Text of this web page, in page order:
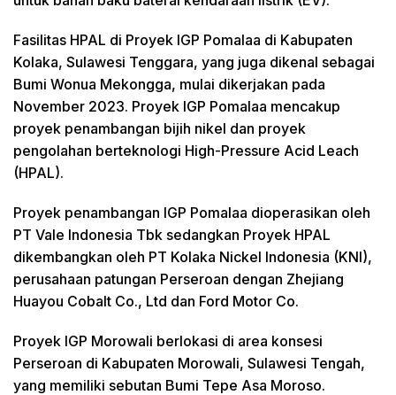
Fasilitas HPAL di Proyek IGP Pomalaa di Kabupaten
Kolaka, Sulawesi Tenggara, yang juga dikenal sebagai
Bumi Wonua Mekongga, mulai dikerjakan pada
November 2023. Proyek IGP Pomalaa mencakup
proyek penambangan bijih nikel dan proyek
pengolahan berteknologi High-Pressure Acid Leach
(HPAL).
Proyek penambangan IGP Pomalaa dioperasikan oleh
PT Vale Indonesia Tbk sedangkan Proyek HPAL
dikembangkan oleh PT Kolaka Nickel Indonesia (KNI),
perusahaan patungan Perseroan dengan Zhejiang
Huayou Cobalt Co., Ltd dan Ford Motor Co.
Proyek IGP Morowali berlokasi di area konsesi
Perseroan di Kabupaten Morowali, Sulawesi Tengah,
yang memiliki sebutan Bumi Tepe Asa Moroso.